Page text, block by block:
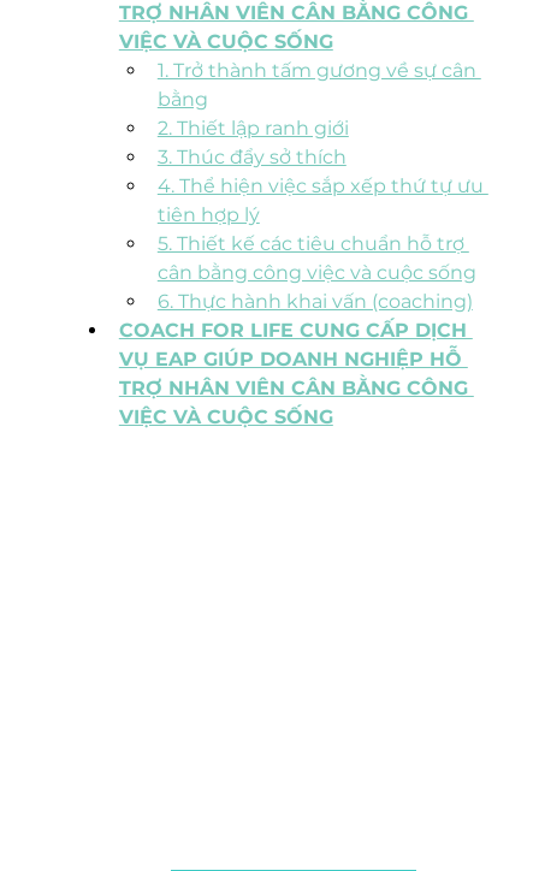
TRỢ NHÂN VIÊN CÂN BẰNG CÔNG
VIỆC VÀ CUỘC SỐNG
1. Trở thành tấm gương về sự cân
bằng
2. Thiết lập ranh giới
3. Thúc đẩy sở thích
4. Thể hiện việc sắp xếp thứ tự ưu
tiên hợp lý
5. Thiết kế các tiêu chuẩn hỗ trợ
cân bằng công việc và cuộc sống
6. Thực hành khai vấn (coaching)
COACH FOR LIFE CUNG CẤP DỊCH
VỤ EAP GIÚP DOANH NGHIỆP HỖ
TRỢ NHÂN VIÊN CÂN BẰNG CÔNG
VIỆC VÀ CUỘC SỐNG